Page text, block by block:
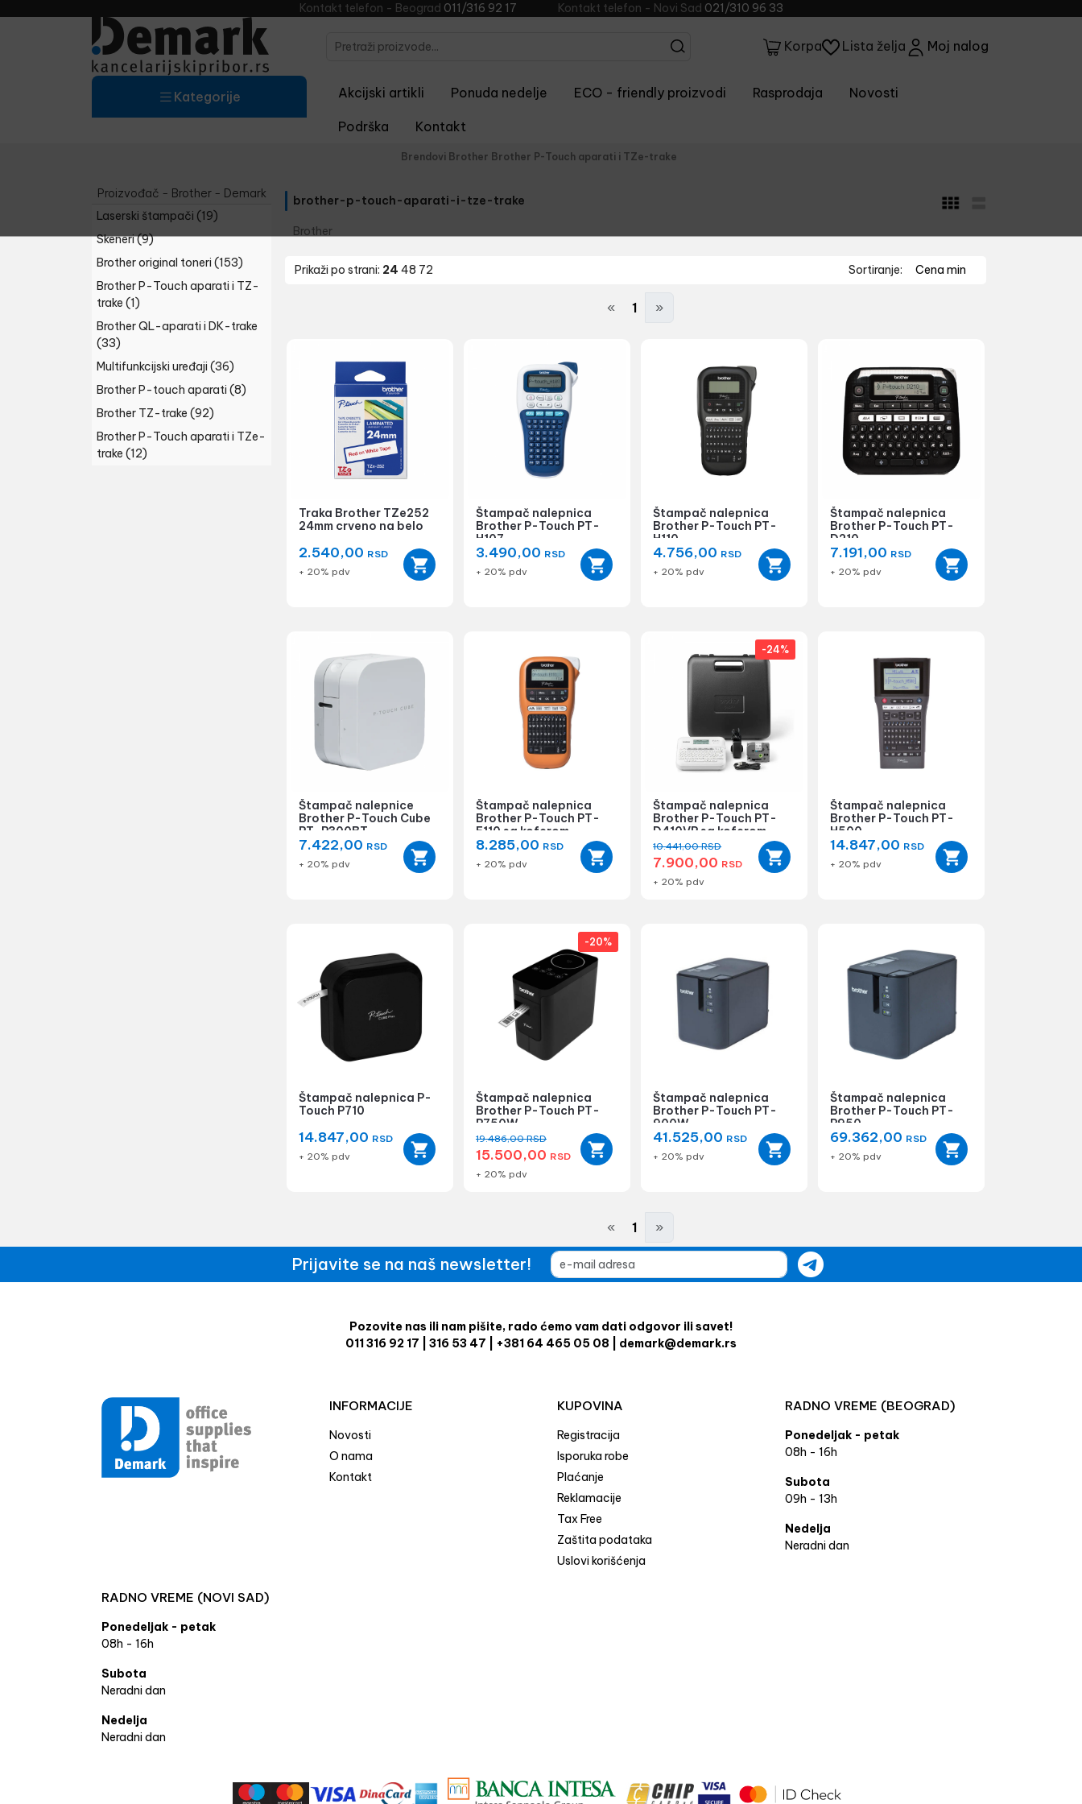
Kontakt telefon - Beograd 011/316 92 17 Kontakt telefon - Novi Sad 021/310 96 33
Moj nalog
Korpa Lista želja
Kategorije Akcijski artikli Ponuda nedelje ECO - friendly proizvodi Rasprodaja Novosti
Podrška Kontakt
Brendovi Brother Brother P-Touch aparati i TZe-trake
Proizvođač - Brother - Demark
Laserski štampači (19)
Skeneri(9)
Brother original toneri (153)
Brother P-Touch aparati i TZ-
trake (1)
Brother QL-aparati i DK-trake
(33)
Multifunkcijski uređaji (36)
Brother P-touch aparati (8)
Brother TZ-trake (92)
Brother P-Touch aparati i TZe-
trake (12)
brother-p-touch-aparati-i-tze-trake
Brother
Prikaži po strani: 24 48 72 Sortiranje: Cena min
« 1 »
Traka Brother TZe252
24mm crveno na belo
2.540,00 RSD
+ 20% pdv
Štampač nalepnica
Brother P-Touch PT-
H107
3.490,00 RSD
+ 20% pdv
Štampač nalepnica
Brother P-Touch PT-
H110
4.756,00 RSD
+ 20% pdv
Štampač nalepnica
Brother P-Touch PT-
D210
7.191,00 RSD
+ 20% pdv
Štampač nalepnice
Brother P-Touch Cube
PT-P300BT
7.422,00 RSD
+ 20% pdv
Štampač nalepnica
Brother P-Touch PT-
E110 sa koferom
8.285,00 RSD
+ 20% pdv
Štampač nalepnica
Brother P-Touch PT-
D410VP sa koferom
10.441,00RSD
7.900,00 RSD
-24%
+ 20% pdv
Štampač nalepnica
Brother P-Touch PT-
H500
14.847,00 RSD
+ 20% pdv
Štampač nalepnica P-
Touch P710
14.847,00 RSD
+ 20% pdv
Štampač nalepnica
Brother P-Touch PT-
P750W
19.486,00RSD
15.500,00 RSD
-20%
+ 20% pdv
Štampač nalepnica
Brother P-Touch PT-
900W
41.525,00 RSD
+ 20% pdv
Štampač nalepnica
Brother P-Touch PT-
P950
69.362,00 RSD
+ 20% pdv
« 1 »
Prijavite se na naš newsletter!
Pozovite nas ili nam pišite, rado ćemo vam dati odgovor ili savet!
011 316 92 17 | 316 53 47 | +381 64 465 05 08 | demark@demark.rs
INFORMACIJE
Novosti
O nama
Kontakt
KUPOVINA
Registracija
Isporuka robe
Plaćanje
Reklamacije
Tax Free
Zaštita podataka
Uslovi korišćenja
RADNO VREME (BEOGRAD)
Ponedeljak - petak
08h - 16h
Subota
09h - 13h
Nedelja
Neradni dan
RADNO VREME (NOVI SAD)
Ponedeljak - petak
08h - 16h
Subota
Neradni dan
Nedelja
Neradni dan